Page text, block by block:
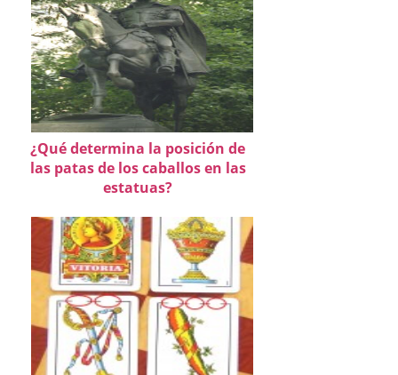
¿Qué determina la posición de
las patas de los caballos en las
estatuas?